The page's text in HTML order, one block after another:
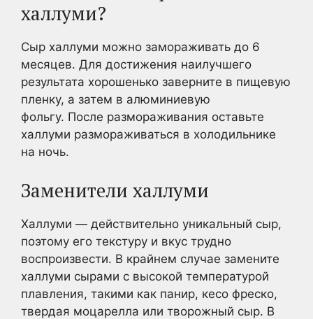
халлуми?
Сыр халлуми можно замораживать до 6
месяцев. Для достижения наилучшего
результата хорошенько заверните в пищевую
пленку, а затем в алюминиевую
фольгу. После размораживания оставьте
халлуми размораживаться в холодильнике
на ночь.
Заменители халлуми
Халлуми — действительно уникальный сыр,
поэтому его текстуру и вкус трудно
воспроизвести. В крайнем случае замените
халлуми сырами с высокой температурой
плавления, такими как панир, кесо фреско,
твердая моцарелла или творожный сыр. В